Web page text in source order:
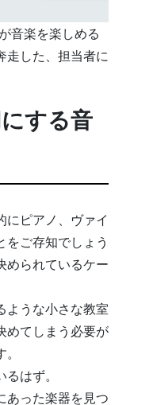
音楽を楽しめる
走した、担当者に
する音
にピアノ、ヴァイ
ご存知でしょう
められているケー
ような小さな教室
めてしまう必要が
はず。
あった楽器を見つ